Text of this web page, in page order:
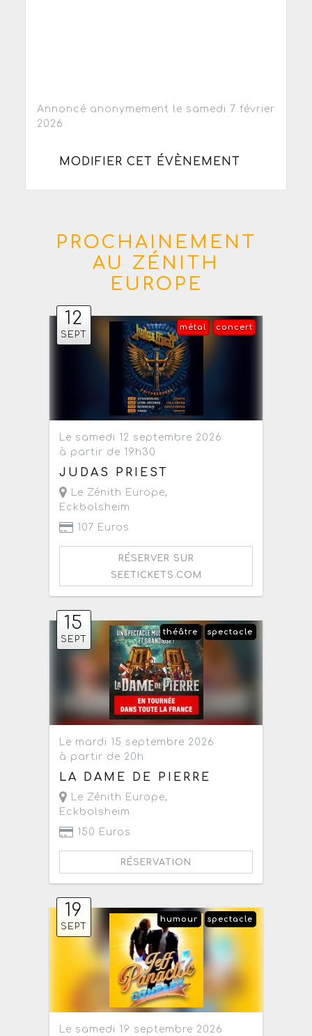
Annoncé anonymement le samedi 7 février
2026
MODIFIER CET ÉVÈNEMENT
PROCHAINEMENT
AU ZÉNITH
EUROPE
12
SEPT
concert
métal
Le samedi 12 septembre 2026
à partir de 19h30
JUDAS PRIEST
Le Zénith Europe,
Eckbolsheim
107 Euros
RÉSERVER SUR
SEETICKETS.COM
15
SEPT
spectacle
théâtre
Le mardi 15 septembre 2026
à partir de 20h
LA DAME DE PIERRE
Le Zénith Europe,
Eckbolsheim
150 Euros
RÉSERVATION
19
SEPT
spectacle
humour
Le samedi 19 septembre 2026